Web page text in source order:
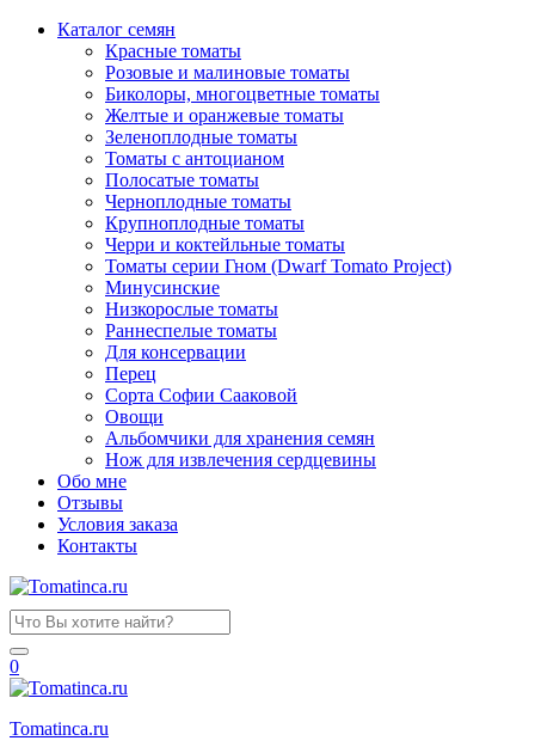
Каталог семян
Красные томаты
Розовые и малиновые томаты
Биколоры, многоцветные томаты
Желтые и оранжевые томаты
Зеленоплодные томаты
Томаты с антоцианом
Полосатые томаты
Черноплодные томаты
Крупноплодные томаты
Черри и коктейльные томаты
Томаты серии Гном (Dwarf Tomato Project)
Минусинские
Низкорослые томаты
Раннеспелые томаты
Для консервации
Перец
Сорта Софии Сааковой
Овощи
Альбомчики для хранения семян
Нож для извлечения сердцевины
Обо мне
Отзывы
Условия заказа
Контакты
0
Tomatinсa.ru